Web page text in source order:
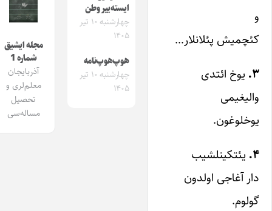
کئچمیش پئلانلار…
یوخ ائتدی
والیغیمی
یوخلوغون.
یئتکینلشیب
دار آغاجی اولدون
گولوم.
ایسته‌ییر وطن
چهارشنبه ۱۰ تیر
۱۴۰۵
هوپ‌هوپ‌نامه
چهارشنبه ۱۰ تیر
۱۴۰۵
مجله ایشیق
شماره 1
آذربایجان
معلم‌لری و
تحصیل
مساله‌سی